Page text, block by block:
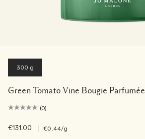
300 g
Green Tomato Vine Bougie Parfumée
(0)
€131.00 €0.44/g